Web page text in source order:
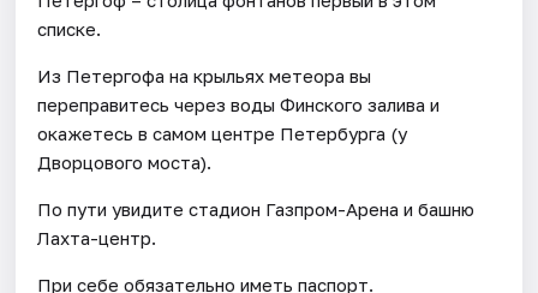
списке.
Из Петергофа на крыльях метеора вы
переправитесь через воды Финского залива и
окажетесь в самом центре Петербурга (у
Дворцового моста).
По пути увидите стадион Газпром-Арена и башню
Лахта-центр.
При себе обязательно иметь паспорт.